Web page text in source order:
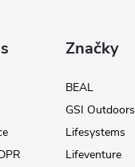
Značky
BEAL
GSI Outdoors
Lifesystems
Lifeventure